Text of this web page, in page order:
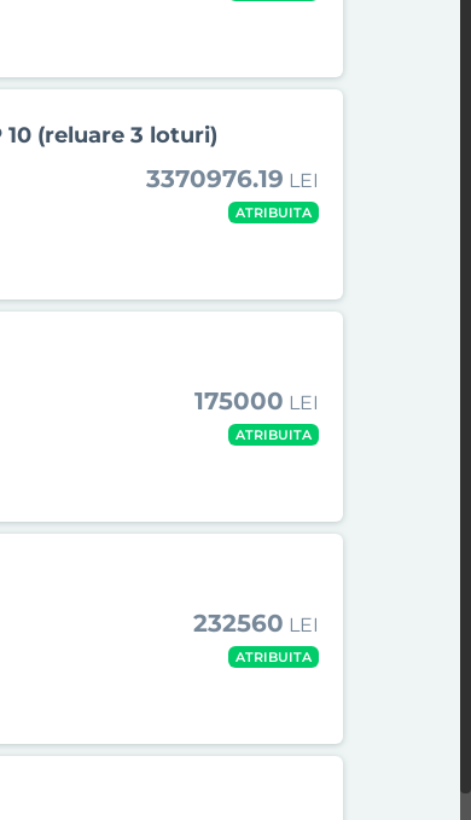
(reluare 3 loturi)
3370976.19 LEI
ATRIBUITA
175000 LEI
ATRIBUITA
232560 LEI
ATRIBUITA